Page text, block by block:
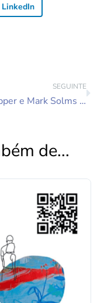
LinkedIn
SEGUINTE
Earl Hopper e Mark Solms nas Conferências Online da SPGPAG 21 e 28 de Novembro de 2020
de...